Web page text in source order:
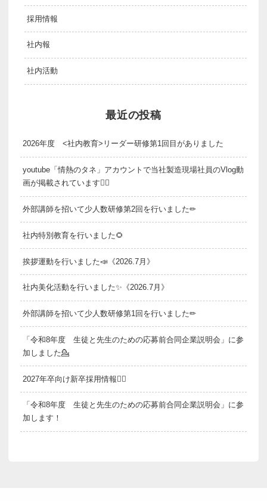
採用情報
社内報
社内活動
最近の投稿
2026年度 <社内教育>リーダー研修第1回目がありました
youtube「情熱のタネ」アカウントで当社製造現場社員のVlog動
画が掲載されています👷‍♂️
外部講師を招いて少人数研修第2回を行いました✏
社内特別教育を行いました🌻
挨拶運動を行いました📣《2026.7月》
社内美化活動を行いました✨《2026.7月》
外部講師を招いて少人数研修第1回を行いました✏
「令和8年度 生徒と先生のための応募前合同企業説明会」に参
加しました💁
2027年卒向け新卒採用情報💁‍♂️
「令和8年度 生徒と先生のための応募前合同企業説明会」に参
加します！